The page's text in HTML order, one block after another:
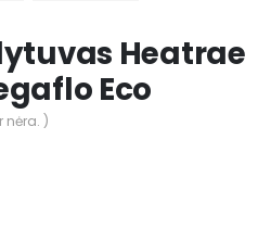
Heatrae
Eco
nėra. )